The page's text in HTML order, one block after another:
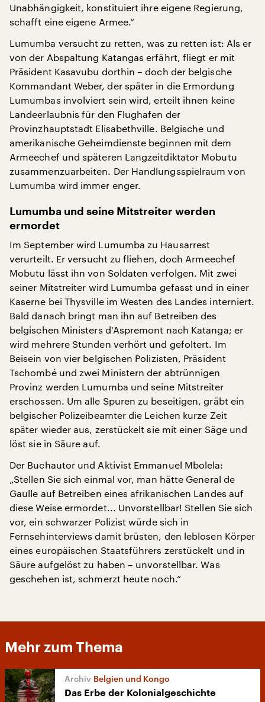
Unabhängigkeit, konstituiert ihre eigene Regierung,
schafft eine eigene Armee.“
Lumumba versucht zu retten, was zu retten ist: Als er
von der Abspaltung Katangas erfährt, fliegt er mit
Präsident Kasavubu dorthin – doch der belgische
Kommandant Weber, der später in die Ermordung
Lumumbas involviert sein wird, erteilt ihnen keine
Landeerlaubnis für den Flughafen der
Provinzhauptstadt Elisabethville. Belgische und
amerikanische Geheimdienste beginnen mit dem
Armeechef und späteren Langzeitdiktator Mobutu
zusammenzuarbeiten. Der Handlungsspielraum von
Lumumba wird immer enger.
Lumumba und seine Mitstreiter werden
ermordet
Im September wird Lumumba zu Hausarrest
verurteilt. Er versucht zu fliehen, doch Armeechef
Mobutu lässt ihn von Soldaten verfolgen. Mit zwei
seiner Mitstreiter wird Lumumba gefasst und in einer
Kaserne bei Thysville im Westen des Landes interniert.
Bald danach bringt man ihn auf Betreiben des
belgischen Ministers d'Aspremont nach Katanga; er
wird mehrere Stunden verhört und gefoltert. Im
Beisein von vier belgischen Polizisten, Präsident
Tschombé und zwei Ministern der abtrünnigen
Provinz werden Lumumba und seine Mitstreiter
erschossen. Um alle Spuren zu beseitigen, gräbt ein
belgischer Polizeibeamter die Leichen kurze Zeit
später wieder aus, zerstückelt sie mit einer Säge und
löst sie in Säure auf.
Der Buchautor und Aktivist Emmanuel Mbolela:
„Stellen Sie sich einmal vor, man hätte General de
Gaulle auf Betreiben eines afrikanischen Landes auf
diese Weise ermordet... Unvorstellbar! Stellen Sie sich
vor, ein schwarzer Polizist würde sich in
Fernsehinterviews damit brüsten, den leblosen Körper
eines europäischen Staatsführers zerstückelt und in
Säure aufgelöst zu haben – unvorstellbar. Was
geschehen ist, schmerzt heute noch.“
Mehr zum Thema
Belgien und Kongo
Das Erbe der Kolonialgeschichte